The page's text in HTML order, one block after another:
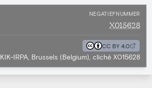
NEGATIEFNUMMER
X015628
CC BY 4.0
KIK-IRPA, Brussels (Belgium), cliché X015628